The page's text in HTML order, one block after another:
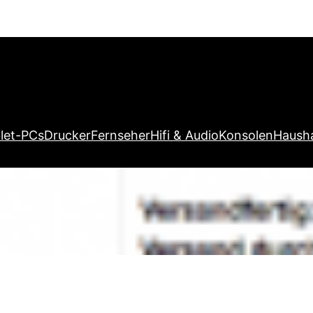
PCsDruckerFernseherHifi & AudioKonsolen